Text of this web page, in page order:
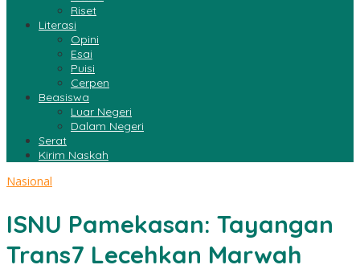
Riset
Literasi
Opini
Esai
Puisi
Cerpen
Beasiswa
Luar Negeri
Dalam Negeri
Serat
Kirim Naskah
Nasional
ISNU Pamekasan: Tayangan
Trans7 Lecehkan Marwah